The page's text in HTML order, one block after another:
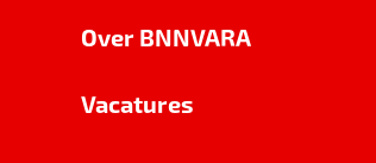
Over BNNVARA
Vacatures